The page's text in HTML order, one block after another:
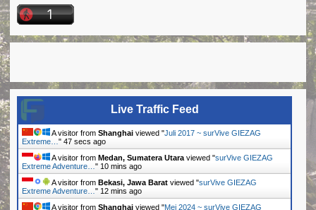
Live Traffic Feed
A visitor from Shanghai viewed "Juli 2017 ~ surVive GIEZAG
Extreme… " 48 secs ago
A visitor from Medan, Sumatera Utara viewed "surVive GIEZAG
Extreme Adventure… " 10 mins ago
A visitor from Bekasi, Jawa Barat viewed "surVive GIEZAG
Extreme Adventure… " 12 mins ago
A visitor from Shanghai viewed "Mei 2024 ~ surVive GIEZAG